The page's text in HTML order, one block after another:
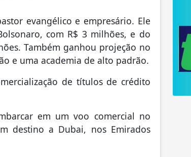
evangélico e empresário. Ele
com R$ 3 milhões, e do
Também ganhou projeção no
e uma academia de alto padrão.
de títulos de crédito
em um voo comercial no
destino a Dubai, nos Emirados